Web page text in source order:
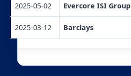
2025-05-02 Evercore ISI Group
2025-03-12 Barclays